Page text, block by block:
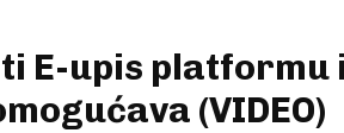
E-upis platformu i
(VIDEO)